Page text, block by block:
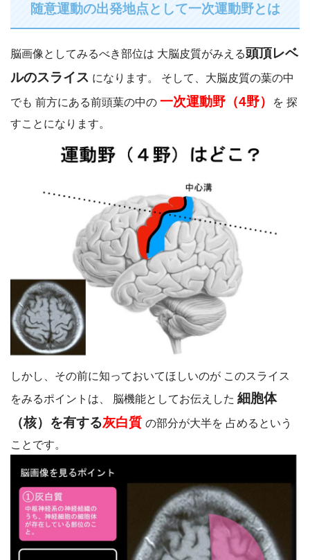
随意運動の出発地点として一次運動野とは
脳画像としてみるべき部位は 大脳皮質がみえる頭頂レベ
ルのスライス になります。 そして、大脳皮質の葉の中
でも 前方にある前頭葉の中の 一次運動野（4野）
を 探
すことになります。
しかし、その前に知っておいてほしいのが このスライス
をみるポイントは、 脳機能としてお伝えした 細胞体
（核）を有する灰白質 の部分が大半を 占めるという
ことです。